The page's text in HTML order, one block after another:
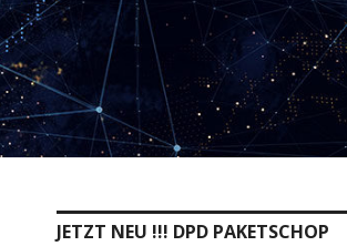
JETZT NEU !!! DPD PAKETSCHOP